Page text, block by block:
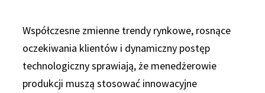
Współczesne zmienne trendy rynkowe, rosnące
oczekiwania klientów i dynamiczny postęp
technologiczny sprawiają, że menedżerowie
produkcji muszą stosować innowacyjne